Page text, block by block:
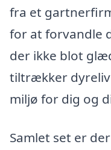
fra et
for at forvandle
der ikke blot
tiltrækker
miljø for dig og
Samlet set er